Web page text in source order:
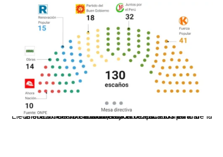
El JNE oficializó la distribución de escaños para la elección de 60 senadores y 130 diputados en las Elecciones Generales 2026, tras el restablecimiento de la Bicameralidad.